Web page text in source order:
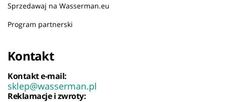
Sprzedawaj na Wasserman.eu
Program partnerski
Kontakt
Kontakt e-mail:
sklep@wasserman.pl
Reklamacje i zwroty: